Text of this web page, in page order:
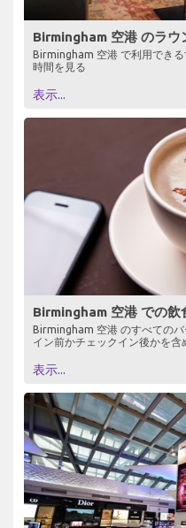
Birmingham 空港 のラウ
Birmingham 空港 で利用でき
時間を見る
表示...
Birmingham 空港 での飲
Birmingham 空港 のすべての
イン前かチェックイン後かを含
表示...